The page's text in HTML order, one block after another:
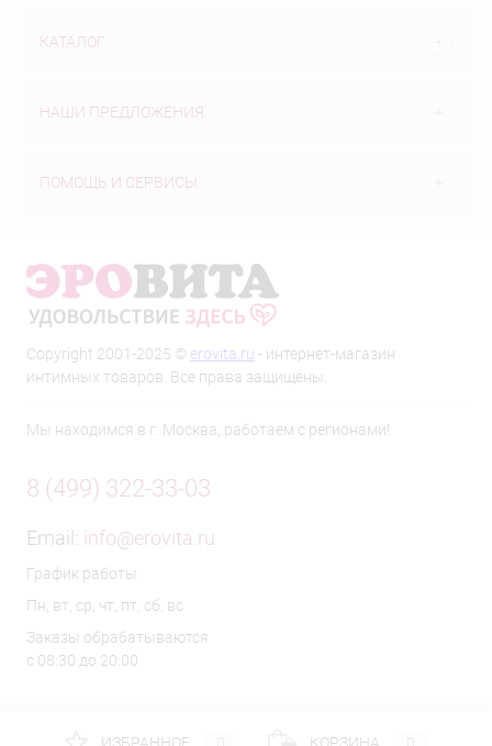
КАТАЛОГ
НАШИ ПРЕДЛОЖЕНИЯ
ПОМОЩЬ И СЕРВИСЫ
Copyright 2001-2025 © erovita.ru - интернет-магазин
интимных товаров. Все права защищены.
Мы находимся в г. Москва, работаем с регионами!
8 (499) 322-33-03
Email: info@erovita.ru
График работы
Пн, вт, ср, чт, пт, сб, вс
Заказы обрабатываются
с 08:30 до 20:00
ИЗБРАННОЕ КОРЗИНА